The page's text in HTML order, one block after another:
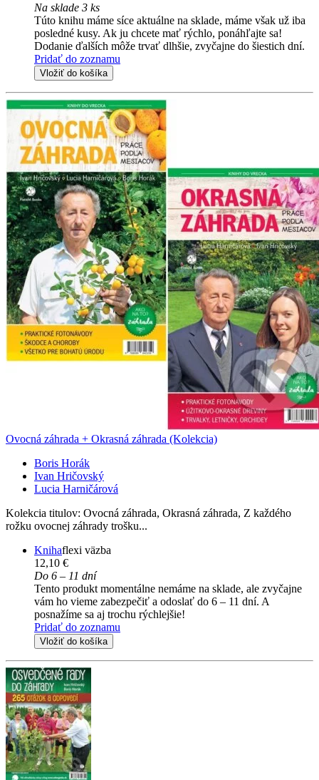
Na sklade 3 ks
Túto knihu máme síce aktuálne na sklade, máme však už iba
posledné kusy. Ak ju chcete mať rýchlo, ponáhľajte sa!
Dodanie ďalších môže trvať dlhšie, zvyčajne do šiestich dní.
Pridať do zoznamu
Vložiť do košíka
Ovocná záhrada + Okrasná záhrada (Kolekcia)
Boris Horák
Ivan Hričovský
Lucia Harničárová
Kolekcia titulov: Ovocná záhrada, Okrasná záhrada, Z každého
rožku ovocnej záhrady trošku...
Knihaflexi väzba
12,10 €
Do 6 – 11 dní
Tento produkt momentálne nemáme na sklade, ale zvyčajne
vám ho vieme zabezpečiť a odoslať do 6 – 11 dní. A
posnažíme sa aj trochu rýchlejšie!
Pridať do zoznamu
Vložiť do košíka